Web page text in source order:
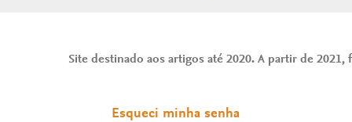
Site destinado aos artigos até 2020. A partir de
Esqueci minha senha